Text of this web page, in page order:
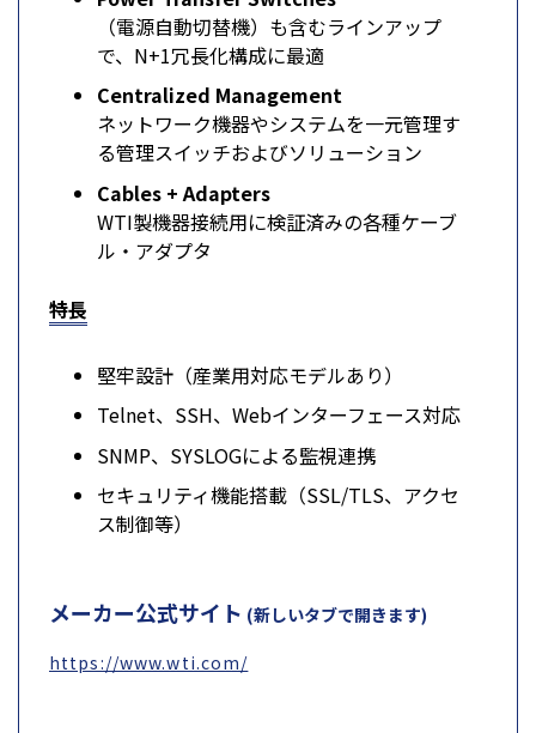
（電源自動切替機）も含むラインアップ
で、N+1冗長化構成に最適
Centralized Management
ネットワーク機器やシステムを一元管理す
る管理スイッチおよびソリューション
Cables + Adapters
WTI製機器接続用に検証済みの各種ケーブ
ル・アダプタ
特長
堅牢設計（産業用対応モデルあり）
Telnet、SSH、Webインターフェース対応
SNMP、SYSLOGによる監視連携
セキュリティ機能搭載（SSL/TLS、アクセ
ス制御等）
メーカー公式サイト (新しいタブで開きます)
https://www.wti.com/